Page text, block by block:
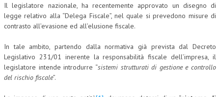
LA RIVISTA
COMITATO SCIENTIFICO
COMITATO EDITORIALE
REDAZIONE
Il legislatore nazionale, ha recentemente approvato un disegno di
legge relativo alla “Delega Fiscale”, nel quale si prevedono misure di
contrasto all’evasione ed all’elusione fiscale.
In tale ambito, partendo dalla normativa già prevista dal Decreto
Legislativo 231/01 inerente la responsabilità fiscale dell’impresa, il
legislatore intende introdurre “sistemi strutturati di gestione e controllo
del rischio fiscale”.